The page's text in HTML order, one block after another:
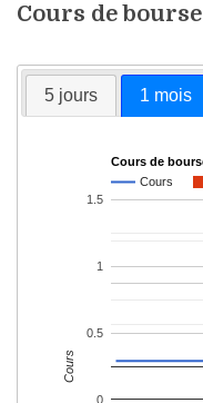
Cours de
5 jours 1 mois